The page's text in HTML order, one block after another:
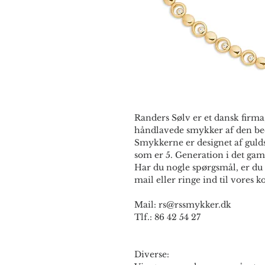
Randers Sølv er et dansk
håndlavede smykker af den
Smykkerne er designet af
som er 5. Generation i det
Har du nogle spørgsmål, er
mail eller ringe ind til vores
Mail: rs@rssmykker.dk
Tlf.: 86 42 54 27
Diverse: